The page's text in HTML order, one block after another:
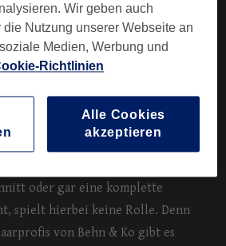
werden endlich wahr! Gönnen Sie
Termin im exklusiven Haarstudio
Hamburger Stadtteil Farmsen -
das Team des feinen Salons,
EKZ, die rundum zufriedene
oder gar eine komplette
spielt hierbei keine Rolle. Denn
von Behn & Ko gibt es
Wir geben auch
die Nutzung unserer Webseite an
Medien, Werbung und
Richtlinien
Alle Cookies
akzeptieren